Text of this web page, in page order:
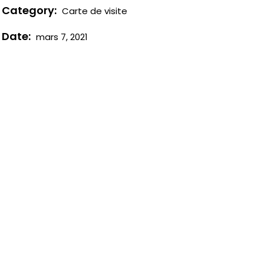
Category: Carte de visite
Date: mars 7, 2021